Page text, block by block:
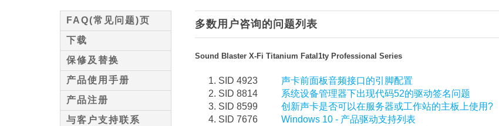
FAQ(常见问题)页
下载
保修及替换
产品使用手册
产品注册
与客户支持联系
多数用户咨询的问题列表
Sound Blaster X-Fi Titanium Fatal1ty Professional Series
SID 4923
声卡前面板音频接口的引脚配置
SID 8814
系统设备管理器下出现代码52的驱动签名问题
SID 8599
创新声卡是否可以在服务器或工作站的主板上使用?
SID 7676
Windows 10 - 产品驱动支持列表